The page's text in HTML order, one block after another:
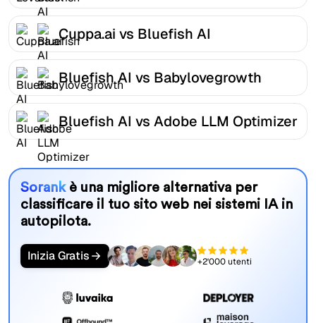
Cuppa.ai vs Bluefish AI
Bluefish AI vs Babylovegrowth
Bluefish AI vs Adobe LLM Optimizer
Sorank è una migliore alternativa per
classificare il tuo sito web nei sistemi IA in
autopilota.
Inizia Gratis +2'000 utenti